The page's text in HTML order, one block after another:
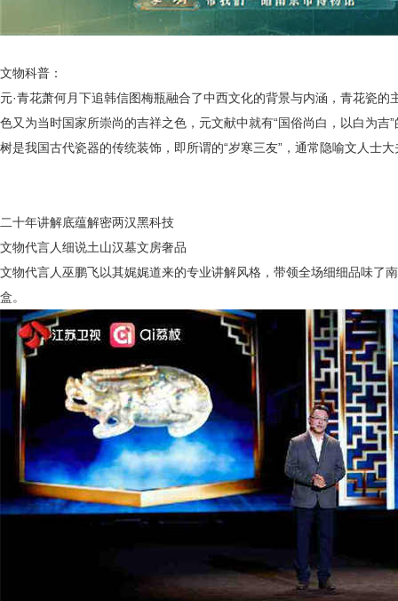
文物科普：
元·青花萧何月下追韩信图梅瓶融合了中西文化的背景与内涵，青花瓷
色又为当时国家所崇尚的吉祥之色 ，元文献中就有“国俗尚白， 以白为吉
树是我国古代瓷器的传统装饰，即所谓的“岁寒三友”，通常隐喻文人士
二十年讲解底蕴解密两汉黑科技
文物代言人细说土山汉墓文房奢品
文物代言人巫鹏飞以其娓娓道来的专业讲解风格，带领全场细细品味了
盒。